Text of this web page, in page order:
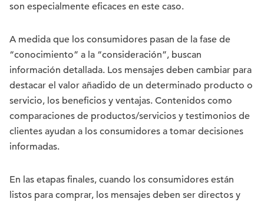
son especialmente eficaces en este caso.
A medida que los consumidores pasan de la fase de
“conocimiento” a la “consideración”, buscan
información detallada. Los mensajes deben cambiar para
destacar el valor añadido de un determinado producto o
servicio, los beneficios y ventajas. Contenidos como
comparaciones de productos/servicios y testimonios de
clientes ayudan a los consumidores a tomar decisiones
informadas.
En las etapas finales, cuando los consumidores están
listos para comprar, los mensajes deben ser directos y